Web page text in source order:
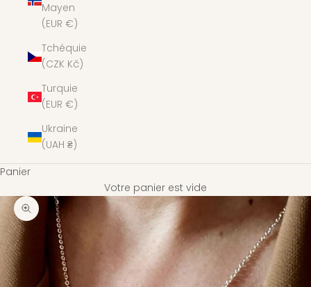
Mayen
(EUR €)
Tchéquie
(CZK Kč)
Turquie
(EUR €)
Ukraine
(UAH ₴)
Panier
Votre panier est vide
Zoomer sur l'image